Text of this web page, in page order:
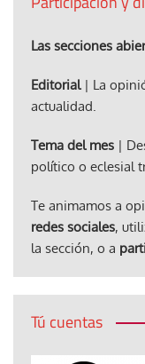
Las secciones
Editorial| La
actualidad.
Tema del mes |
político o eclesial
Te animamos a
redes sociales,
la sección, o a
Tú cuentas